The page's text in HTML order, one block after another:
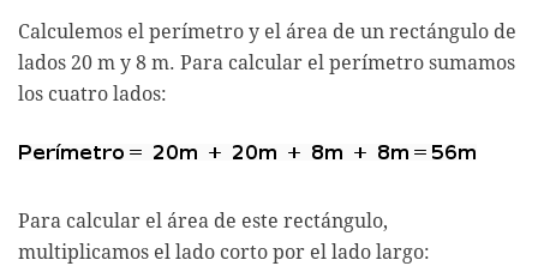
Calculemos el perímetro y el área de un rectángulo de
lados 20 m y 8 m. Para calcular el perímetro sumamos
los cuatro lados:
Para calcular el área de este rectángulo,
multiplicamos el lado corto por el lado largo: